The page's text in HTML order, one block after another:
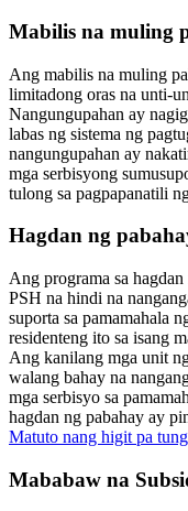
Mabilis na muling
Ang mabilis na muling
limitadong oras na unti-
Nangungupahan ay
labas ng sistema ng
nangungupahan ay
mga serbisyong
tulong sa pagpapanatili
Hagdan ng
Ang programa sa
PSH na hindi na
suporta sa pamamahala
residenteng ito sa isang
Ang kanilang mga unit
walang bahay na
mga serbisyo sa
hagdan ng pabahay ay
Matuto nang higit pa
Mababaw na